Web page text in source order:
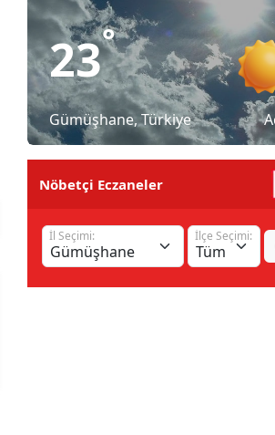
23°
Gümüşhane, Türkiye
Nöbetçi Eczaneler
İl Seçimi: İlçe Seçimi: